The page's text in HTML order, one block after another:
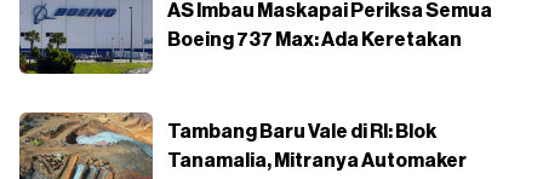
AS Imbau Maskapai Periksa Semua
Boeing 737 Max: Ada Keretakan
Tambang Baru Vale di RI: Blok
Tanamalia, Mitranya Automaker